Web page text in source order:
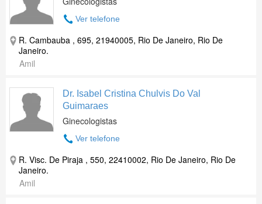
Ver telefone
R. Cambauba , 695, 21940005, Rio De Janeiro, Rio De
Janeiro.
Amil
Dr. Isabel Cristina Chulvis Do Val
Guimaraes
Ginecologistas
Ver telefone
R. Visc. De Piraja , 550, 22410002, Rio De Janeiro, Rio De
Janeiro.
Amil